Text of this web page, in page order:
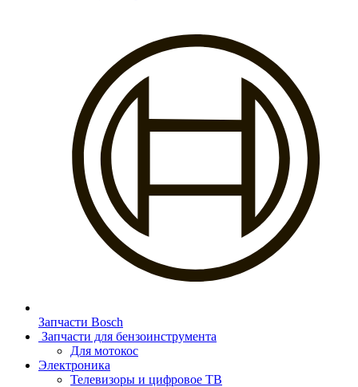
Запчасти Bosch
Запчасти для бензоинструмента
Для мотокос
Электроника
Телевизоры и цифровое ТВ